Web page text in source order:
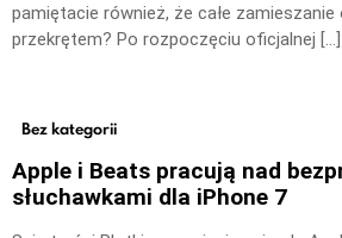
pamiętacie również, że całe zamieszanie
przekrętem? Po rozpoczęciu oficjalnej […]
Bez kategorii
Apple i Beats pracują nad
słuchawkami dla iPhone 7